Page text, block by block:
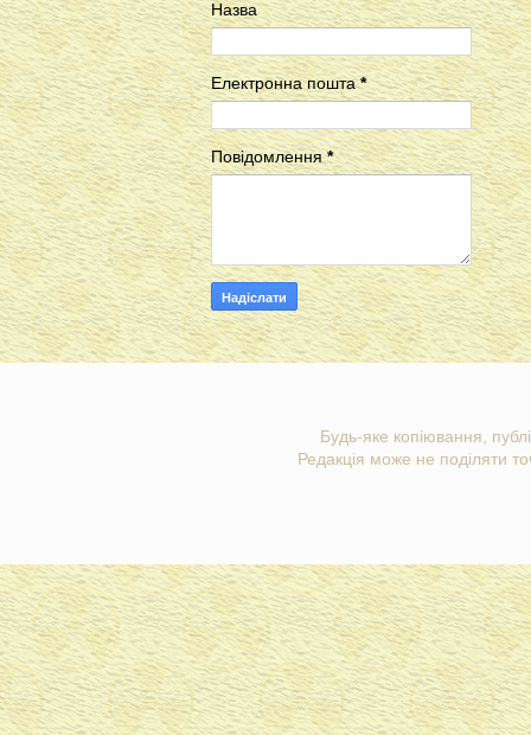
Назва
Електронна пошта*
Повідомлення*
Будь-яке копіювання,
Редакція може не поділяти